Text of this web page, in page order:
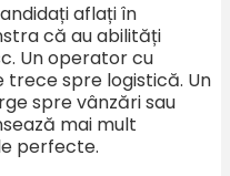
aflați în
că au abilități
Un operator cu
trece spre logistică. Un
spre vânzări sau
mai mult
perfecte.